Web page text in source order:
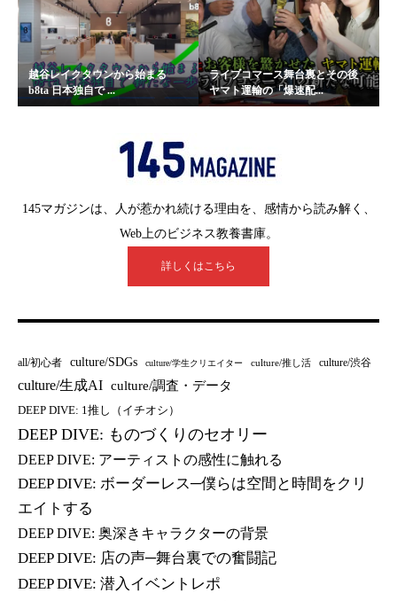
越谷レイクタウンから始まる
b8ta 日本独自で ...
ライブコマース舞台裏とその後
ヤマト運輸の「爆速配...
145マガジンは、人が惹かれ続ける理由を、感情から読み解く、
Web上のビジネス教養書庫。
詳しくはこちら
all/初心者 culture/SDGs culture/学生クリエイター culture/推し活 culture/渋谷
culture/生成AI culture/調査・データ
DEEP DIVE: 1推し（イチオシ）
DEEP DIVE: ものづくりのセオリー
DEEP DIVE: アーティストの感性に触れる
DEEP DIVE: ボーダーレス─僕らは空間と時間をクリ
エイトする
DEEP DIVE: 奥深きキャラクターの背景
DEEP DIVE: 店の声─舞台裏での奮闘記
DEEP DIVE: 潜入イベントレポ